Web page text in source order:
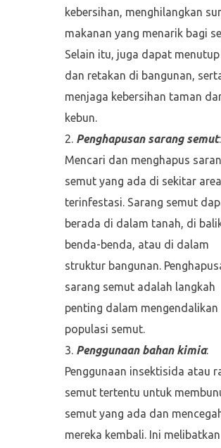
kebersihan, menghilangkan
makanan yang menarik bagi
Selain itu, juga dapat menutup
dan retakan di bangunan,
menjaga kebersihan taman
kebun.
Penghapusan sarang semut:
Mencari dan menghapus
semut yang ada di sekitar
terinfestasi. Sarang semut
berada di dalam tanah, di
benda-benda, atau di dalam
struktur bangunan.
sarang semut adalah langkah
penting dalam mengendalikan
populasi semut.
Penggunaan bahan kimia:
Penggunaan insektisida atau
semut tertentu untuk
semut yang ada dan
mereka kembali. Ini melibatkan